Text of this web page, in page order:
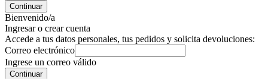
Continuar
Bienvenido/a
Ingresar o crear cuenta
Accede a tus datos personales, tus pedidos y solicita devoluciones:
Correo electrónico
Ingrese un correo válido
Continuar